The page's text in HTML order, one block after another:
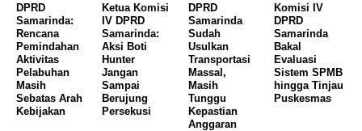
DPRD
Samarinda:
Rencana
Pemindahan
Aktivitas
Pelabuhan
Masih
Sebatas Arah
Kebijakan
Ketua Komisi
IV DPRD
Samarinda:
Aksi Boti
Hunter
Jangan
Sampai
Berujung
Persekusi
DPRD
Samarinda
Sudah
Usulkan
Transportasi
Massal,
Masih
Tunggu
Kepastian
Anggaran
Komisi IV
DPRD
Samarinda
Bakal
Evaluasi
Sistem SPMB
hingga Tinjau
Puskesmas